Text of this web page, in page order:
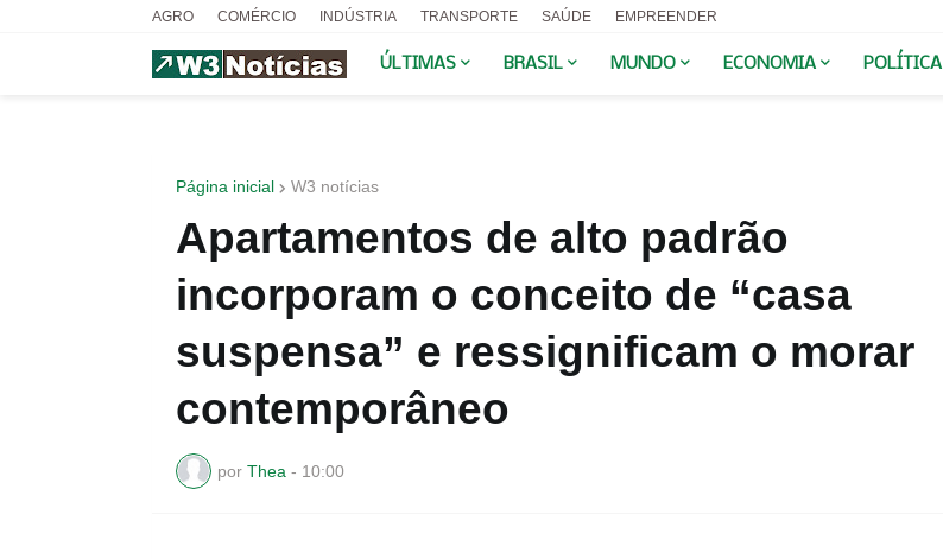
AGRO COMÉRCIO INDÚSTRIA TRANSPORTE SAÚDE EMPREENDER
ÚLTIMAS BRASIL MUNDO ECONOMIA POLÍTICA
Página inicial W3 notícias
Apartamentos de alto padrão
incorporam o conceito de “casa
suspensa” e ressignificam o morar
contemporâneo
por Thea - 10:00